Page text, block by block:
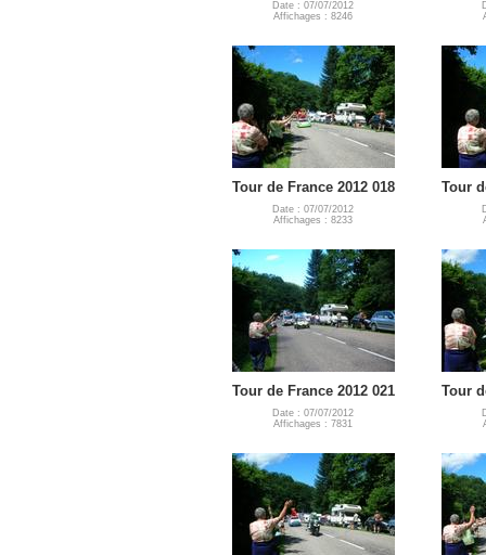
Date : 07/07/2012
Affichages : 8246
Tour de France 2012 018
Date : 07/07/2012
Affichages : 8233
Tour
Tour de France 2012 021
Date : 07/07/2012
Affichages : 7831
Tour